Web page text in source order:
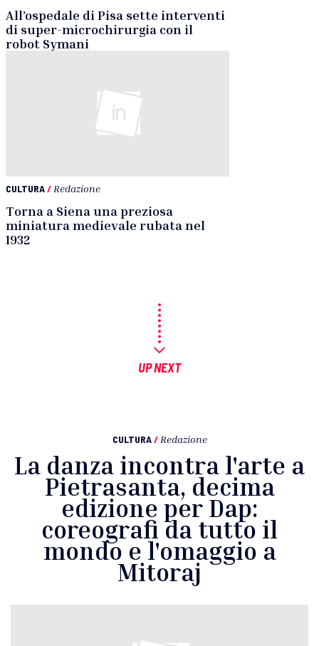
All’ospedale di Pisa sette interventi
di super-microchirurgia con il
robot Symani
CULTURA/ Redazione
Torna a Siena una preziosa
miniatura medievale rubata nel
1932
UP NEXT
CULTURA / Redazione
La danza incontra l'arte a
Pietrasanta, decima
edizione per Dap:
coreografi da tutto il
mondo e l'omaggio a
Mitoraj